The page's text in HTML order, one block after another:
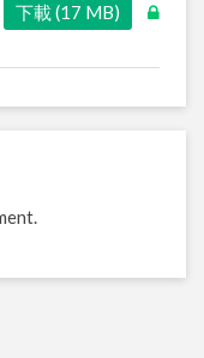
下載 (17 MB)